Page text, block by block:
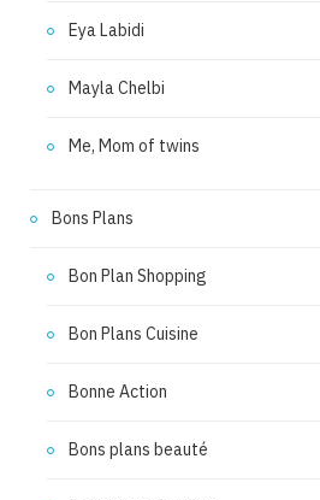
Eya Labidi
Mayla Chelbi
Me, Mom of twins
Bons Plans
Bon Plan Shopping
Bon Plans Cuisine
Bonne Action
Bons plans beauté